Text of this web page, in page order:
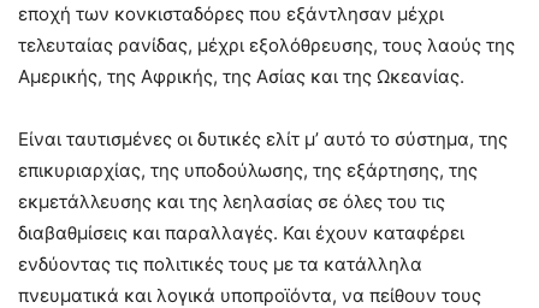
εποχή των κονκισταδόρες που εξάντλησαν μέχρι
τελευταίας ρανίδας, μέχρι εξολόθρευσης, τους λαούς της
Αμερικής, της Αφρικής, της Ασίας και της Ωκεανίας.
Είναι ταυτισμένες οι δυτικές ελίτ μ’ αυτό το σύστημα, της
επικυριαρχίας, της υποδούλωσης, της εξάρτησης, της
εκμετάλλευσης και της λεηλασίας σε όλες του τις
διαβαθμίσεις και παραλλαγές. Και έχουν καταφέρει
ενδύοντας τις πολιτικές τους με τα κατάλληλα
πνευματικά και λογικά υποπροϊόντα, να πείθουν τους